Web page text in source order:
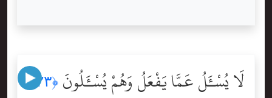
لَا يُسْـَٔلُ عَمَّا يَفْعَلُ وَهُمْ يُسْـَٔلُونَ ﴿٢٣﴾